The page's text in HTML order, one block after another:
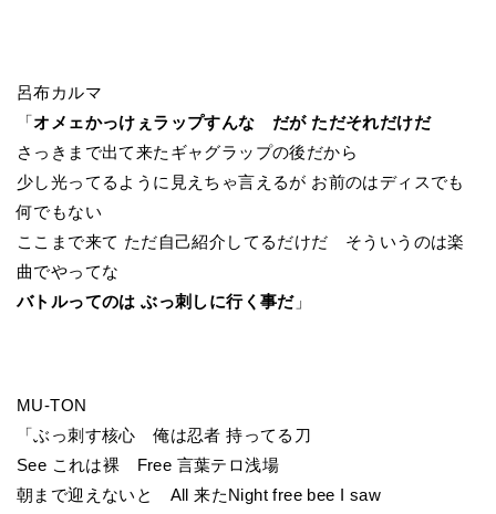
呂布カルマ
「オメェかっけぇラップすんな だが ただそれだけだ
さっきまで出て来たギャグラップの後だから
少し光ってるように見えちゃ言えるが お前のはディスでも
何でもない
ここまで来て ただ自己紹介してるだけだ そういうのは楽
曲でやってな
バトルってのは ぶっ刺しに行く事だ」
MU-TON
「ぶっ刺す核心 俺は忍者 持ってる刀
See これは裸 Free 言葉テロ浅場
朝まで迎えないと All 来たNight free bee I saw